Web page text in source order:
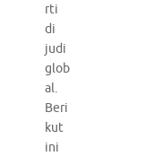
rti
di
judi
glob
al.
Beri
kut
ini